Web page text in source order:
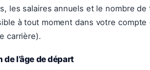
les salaires annuels et le nombre
à tout moment dans votre compte
carrière).
de l’âge de départ